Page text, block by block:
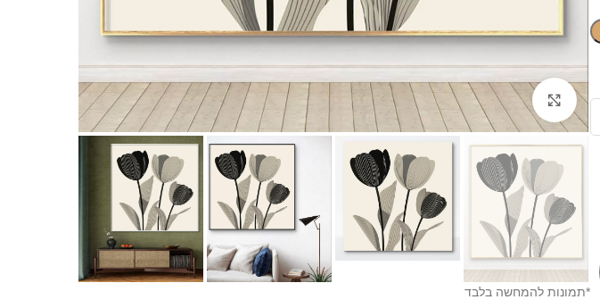
Click to enlarge
*תמונות להמחשה בלבד